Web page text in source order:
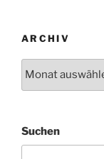
ARCHIV
Suchen